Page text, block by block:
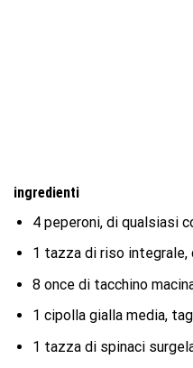
ingredienti
4 peperoni, di qualsiasi
1 tazza di riso
8 once di tacchino
1 cipolla gialla media,
1 tazza di spinaci